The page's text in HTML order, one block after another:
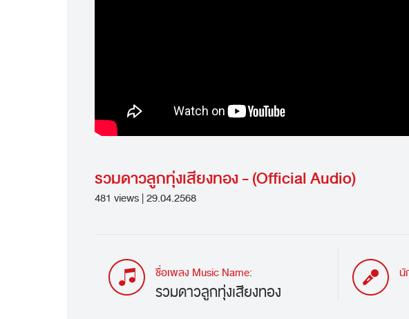
รวมดาวลูกทุ่งเสียงทอง - (Official Audio)
481 views | 29.04.2568
ชื่อเพลง Music Name:
รวมดาวลูกทุ่งเสียงทอง
นั